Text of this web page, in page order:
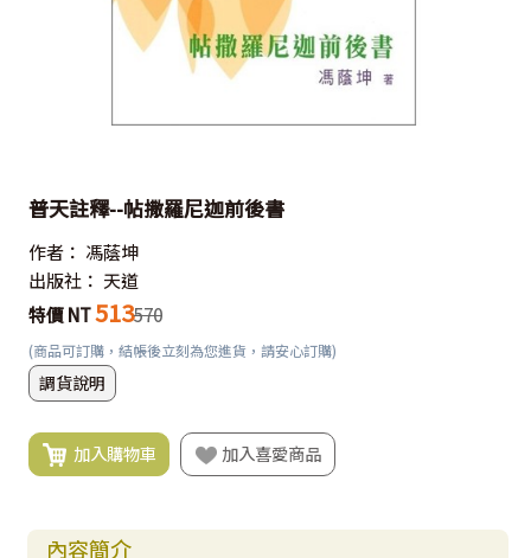
普天註釋--帖撒羅尼迦前後書
作者： 馮蔭坤
出版社： 天道
特價 NT513570
(商品可訂購，結帳後立刻為您進貨，請安心訂購)
調貨說明
加入購物車 加入喜愛商品
內容簡介